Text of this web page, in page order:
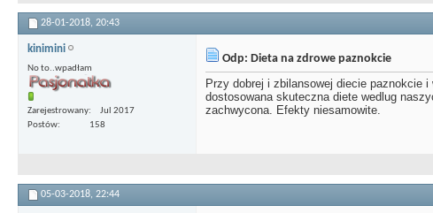
28-01-2018, 20:43
kinimini
No to..wpadłam
Zarejestrowany
Jul 2017
Postów
158
Odp: Dieta na zdrowe paznokcie
Przy dobrej i zbilansowej diecie paznokcie
dostosowana skuteczna diete wedlug
zachwycona. Efekty niesamowite.
05-03-2018, 22:44